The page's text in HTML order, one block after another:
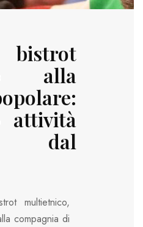
alla
attività
dal
multietnico,
compagnia di